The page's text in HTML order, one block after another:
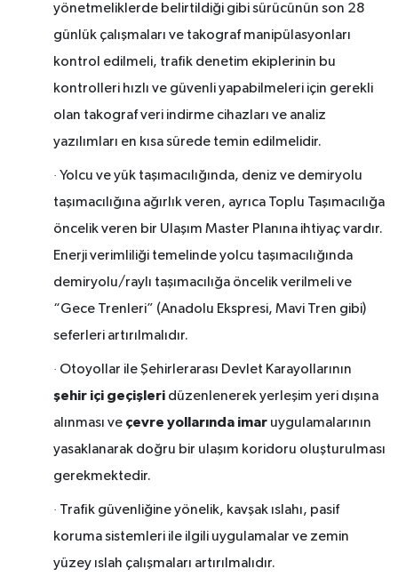
yönetmeliklerde belirtildiği gibi sürücünün son 28
günlük çalışmaları ve takograf manipülasyonları
kontrol edilmeli, trafik denetim ekiplerinin bu
kontrolleri hızlı ve güvenli yapabilmeleri için gerekli
olan takograf veri indirme cihazları ve analiz
yazılımları en kısa sürede temin edilmelidir.
· Yolcu ve yük taşımacılığında, deniz ve demiryolu
taşımacılığına ağırlık veren, ayrıca Toplu Taşımacılığa
öncelik veren bir Ulaşım Master Planına ihtiyaç vardır.
Enerji verimliliği temelinde yolcu taşımacılığında
demiryolu/raylı taşımacılığa öncelik verilmeli ve
“Gece Trenleri” (Anadolu Ekspresi, Mavi Tren gibi)
seferleri artırılmalıdır.
· Otoyollar ile Şehirlerarası Devlet Karayollarının
şehir içi geçişleri düzenlenerek yerleşim yeri dışına
alınması ve çevre yollarında imar uygulamalarının
yasaklanarak doğru bir ulaşım koridoru oluşturulması
gerekmektedir.
· Trafik güvenliğine yönelik, kavşak ıslahı, pasif
koruma sistemleri ile ilgili uygulamalar ve zemin
yüzey ıslah çalışmaları artırılmalıdır.